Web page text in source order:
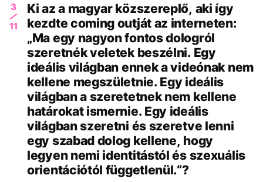
3
11
Ki az a magyar közszereplő, aki így
kezdte coming outját az interneten:
„Ma egy nagyon fontos dologról
szeretnék veletek beszélni. Egy
ideális világban ennek a videónak nem
kellene megszületnie. Egy ideális
világban a szeretetnek nem kellene
határokat ismernie. Egy ideális
világban szeretni és szeretve lenni
egy szabad dolog kellene, hogy
legyen nemi identitástól és szexuális
orientációtól függetlenül.“?